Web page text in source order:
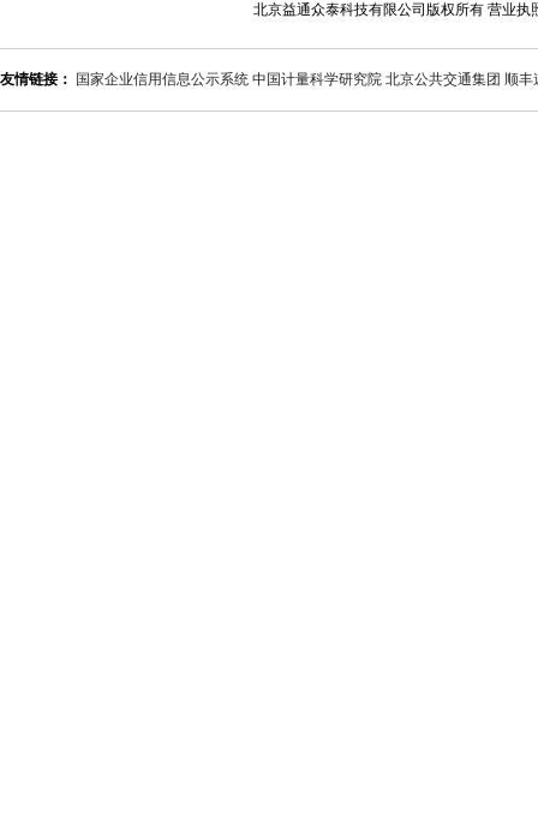
北京益通众泰科技有限公司版权所有 营业执
友情链接： 国家企业信用信息公示系统 中国计量科学研究院 北京公共交通集团 顺丰